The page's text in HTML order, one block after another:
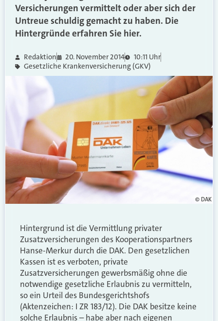
Versicherungen vermittelt oder aber sich der
Untreue schuldig gemacht zu haben. Die
Hintergründe erfahren Sie hier.
Redaktion 20. November 2014
10:11 Uhr
Gesetzliche Krankenversicherung (GKV)
© DAK
Hintergrund ist die Vermittlung privater
Zusatzversicherungen des Kooperationspartners
Hanse-Merkur durch die DAK. Den gesetzlichen
Kassen ist es verboten, private
Zusatzversicherungen gewerbsmäßig ohne die
notwendige gesetzliche Erlaubnis zu vermitteln,
so ein Urteil des Bundesgerichtshofs
(Aktenzeichen: I ZR 183/12). Die DAK besitze keine
solche Erlaubnis – habe aber nach eigenen